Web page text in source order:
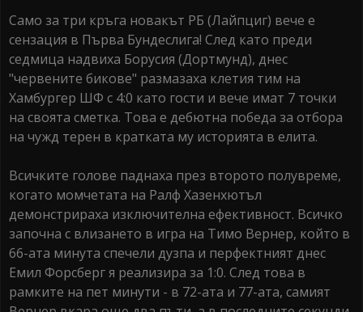
Само за три кръга новакът РБ (Лайпциг) вече е
сензация в Първа Бундеслига! След като преди
седмица надвиха Борусия (Дортмунд), днес
"червените бикове" размазаха клетия тим на
Хамбургер ШФ с 4:0 като гости и вече имат 7 точки
на своята сметка. Това е дебютна победа за отбора
на чужд терен в кратката му историята в елита.
Всичките голове паднаха през второто полувреме,
когато момчетата на Ралф Хазенхютъл
демонстрираха изключителна ефективност. Всичко
започна с влизането в игра на Тимо Вернер, който в
66-ата минута спечели дузпа и перфектният днес
Емил Форсберг я реализира за 1:0. След това в
рамките на пет минути - в 72-ата и 77-ата, самият